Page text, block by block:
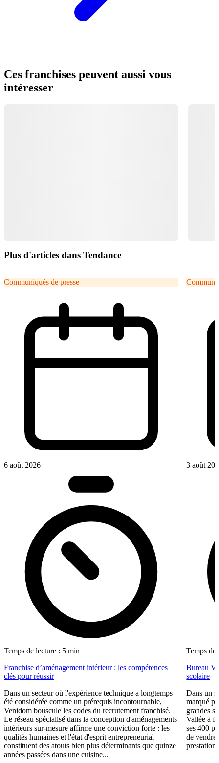
Ces franchises peuvent aussi vous
intéresser
Plus d'articles dans Tendance
Communiqués de presse
6 août 2026
Temps de lecture : 5 min
Franchise d’aménagement intérieur : les compétences
clés pour réussir
Dans un secteur où l'expérience technique a longtemps
été considérée comme un prérequis incontournable,
Venidom bouscule les codes du recrutement franchisé.
Le réseau spécialisé dans la conception d'aménagements
intérieurs sur-mesure affirme une conviction forte : les
qualités humaines et l'état d'esprit entrepreneurial
constituent des atouts bien plus déterminants que quinze
années passées dans une cuisine...
3 août
Temps de
Bureau
scolaire
Dans un
marqué
grandes
Vallée a
ses 400
de vendre